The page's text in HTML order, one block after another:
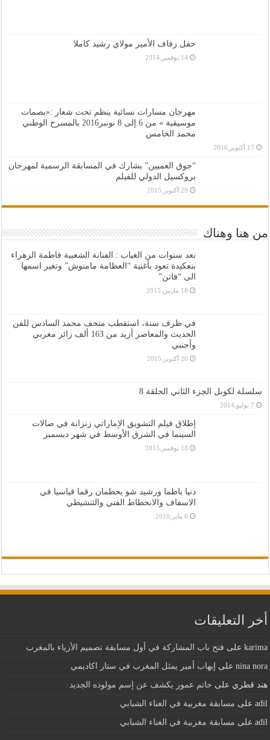
حفل زفاف الأمير مولاي رشيد كاملا
14 نوفمبر,2014
مهرجان مسارات نسائية ينظم تحت شعار :«بصمات
موسيقية » من 6 إلى 8 نونبر2016 بالمسرح الوطني
محمد الخامس
17 أكتوبر,2016
“جوق العميين” يشارك في المسابقة الرسمية لمهرجان
بروكسيل الدولي للفيلم
29 أكتوبر,2015
من هنا وهناك
بعد سنوات من الغياب : الفنانة الشعبية فاطمة الزهراء
بنعكيدة تعود بأغنية “العظامة مامنوش” وتغير اسمها
الى “فاتن”
18 مارس,2015
في ظرف سنة، استقطب متحف محمد السادس للفن
الحديث والمعاصر أزيد من 163 ألف زائر مغربي
وأجنبي
20 أكتوبر,2015
سلسلة لكوبل الجزء الثاني الحلقة 8
7 يوليو,2014
إطلاق فيلم التشويق الإماراتي زنزانة في صالات
السينما في الشرق الأوسط في شهر ديسمبر
18 نوفمبر,2015
دنيا باطما ورشيد شو يحطمان رقما قياسيا في
الاسفاف والانحطاط الفني والتنشيطي
6 يناير,2018
أخر التعليقات
karima على فتح باب المشاركة في أول مسابقة تصميم الأزياء بالمغرب
nina nora على إيهاب أمير يمثل المغرب في ستار اكاديمي
هند قطري على حاتم عمور يكشف عن إسم مولوده الجديد
adil على مسابقة مغربية في الغناء الشبابي
adil على مسابقة مغربية في الغناء الشبابي